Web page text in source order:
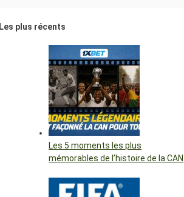
Les plus récents
Les 5 moments les plus
mémorables de l’histoire de la CAN